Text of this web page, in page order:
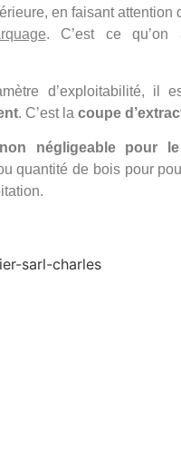
en faisant attention
. C’est ce qu’on
d’exploitabilité, il
. C’est la coupe
négligeable pour
quantité de bois pour